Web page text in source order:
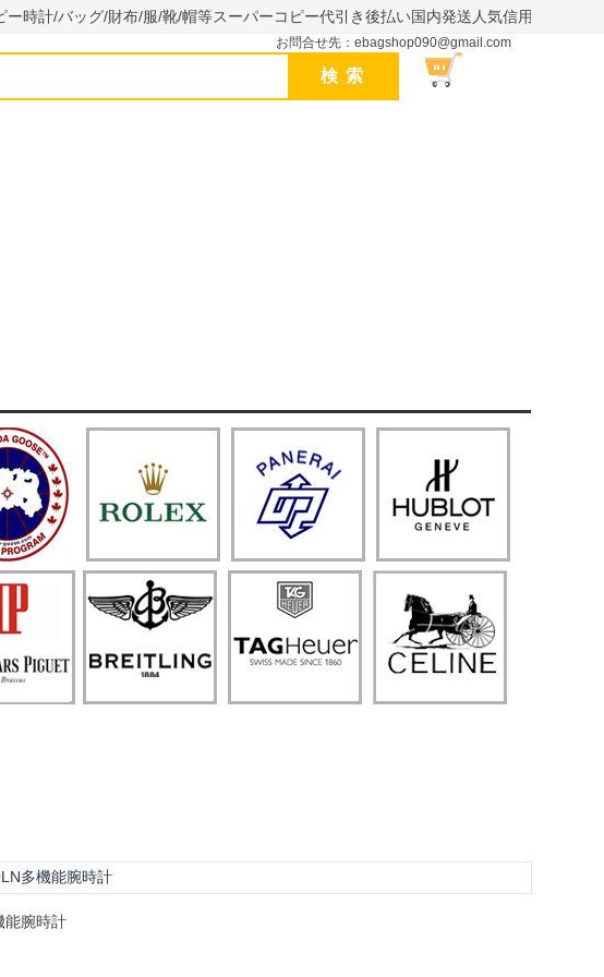
時計/バッグ/財布/服/靴/帽等スーパーコピー代引き後払い国内発送人気信用できるサ
お問合せ先：ebagshop090@gmail.com
多機能腕時計
能腕時計